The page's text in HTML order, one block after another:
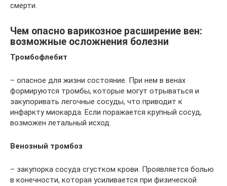
смерти.
Чем опасно варикозное расширение вен:
возможные осложнения болезни
Тромбофлебит
– опасное для жизни состояние. При нем в венах
формируются тромбы, которые могут отрываться и
закупоривать легочные сосуды, что приводит к
инфаркту миокарда. Если поражается крупный сосуд,
возможен летальный исход.
Венозный тромбоз
– закупорка сосуда сгустком крови. Проявляется болью
в конечности, которая усиливается при физической